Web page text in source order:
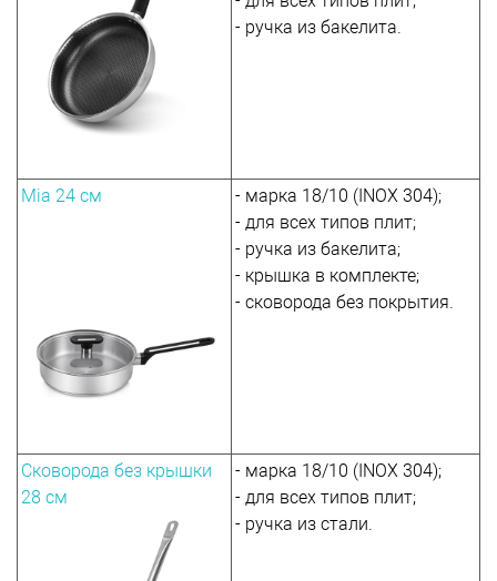
- ручка из бакелита.
Mia 24 см
- марка 18/10 (INOX 304);
- для всех типов плит;
- ручка из бакелита;
- крышка в комплекте;
- сковорода без покрытия.
Сковорода без крышки
28 см
- марка 18/10 (INOX 304);
- для всех типов плит;
- ручка из стали.